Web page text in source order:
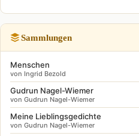
Sammlungen
Menschen
von Ingrid Bezold
Gudrun Nagel-Wiemer
von Gudrun Nagel-Wiemer
Meine Lieblingsgedichte
von Gudrun Nagel-Wiemer